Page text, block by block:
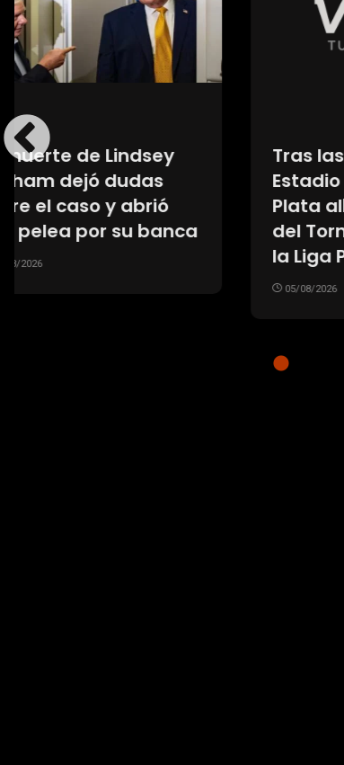
Tras las reformas, el
Estadio Único de La
Plata albergará la final
del Torneo Clausura de